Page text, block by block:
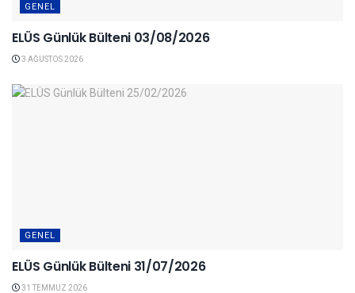
GENEL
ELÜS Günlük Bülteni 03/08/2026
3 AĞUSTOS 2026
GENEL
ELÜS Günlük Bülteni 31/07/2026
31 TEMMUZ 2026